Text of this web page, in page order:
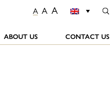
A A A
CONTACT US
ABOUT US